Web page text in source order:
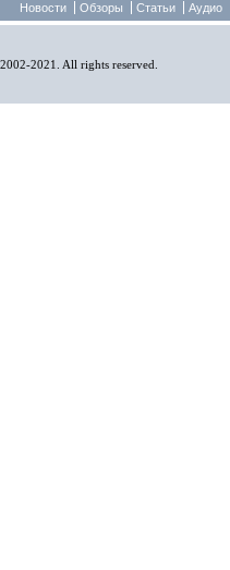
Новости Обзоры Статьи Аудио
2021. All rights reserved.